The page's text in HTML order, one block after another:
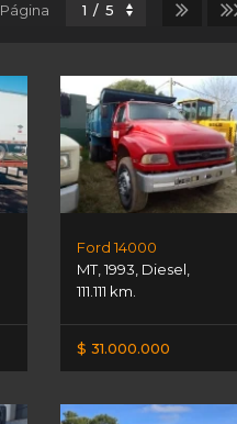
Página
Ford 14000
MT,1993, Diesel,
111.111 km.
$ 31.000.000